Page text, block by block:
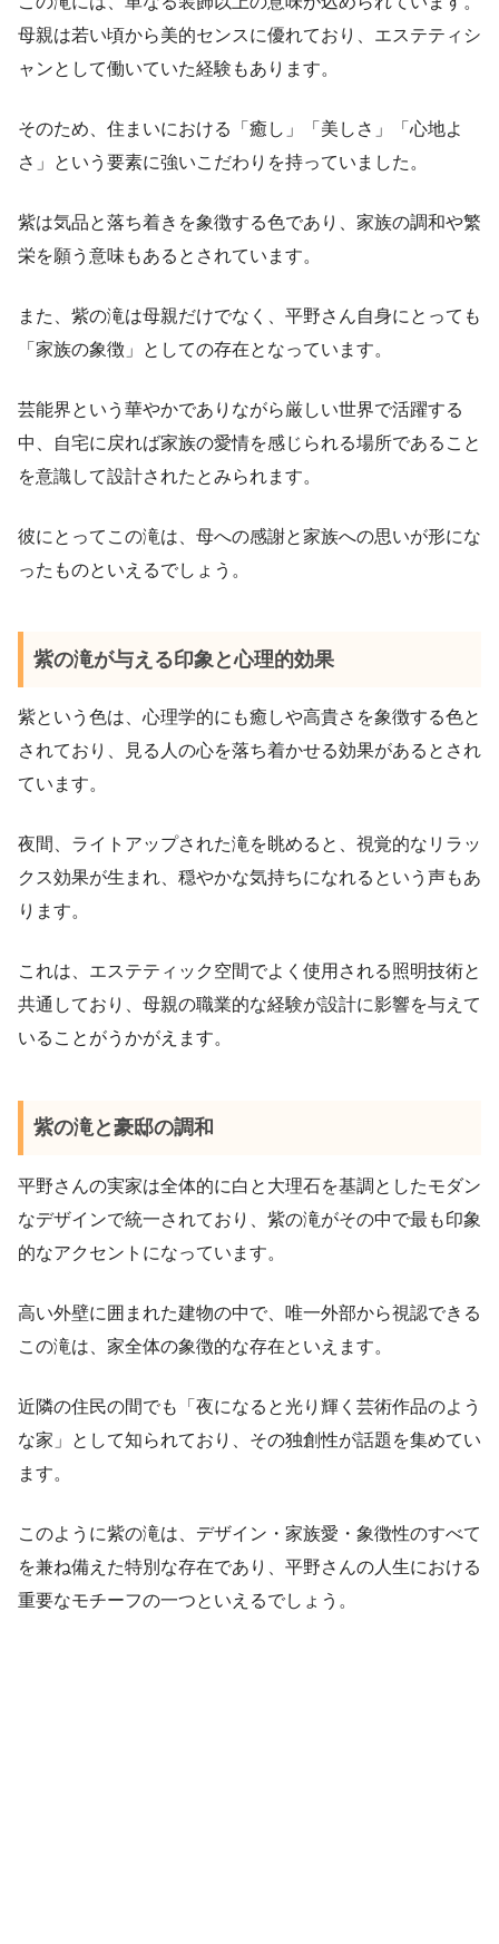
母親は若い頃から美的センスに優れており、エステティシ
ャンとして働いていた経験もあります。
そのため、住まいにおける「癒し」「美しさ」「心地よ
さ」という要素に強いこだわりを持っていました。
紫は気品と落ち着きを象徴する色であり、家族の調和や繁
栄を願う意味もあるとされています。
また、紫の滝は母親だけでなく、平野さん自身にとっても
「家族の象徴」としての存在となっています。
芸能界という華やかでありながら厳しい世界で活躍する
中、自宅に戻れば家族の愛情を感じられる場所であること
を意識して設計されたとみられます。
彼にとってこの滝は、母への感謝と家族への思いが形にな
ったものといえるでしょう。
紫の滝が与える印象と心理的効果
紫という色は、心理学的にも癒しや高貴さを象徴する色と
されており、見る人の心を落ち着かせる効果があるとされ
ています。
夜間、ライトアップされた滝を眺めると、視覚的なリラッ
クス効果が生まれ、穏やかな気持ちになれるという声もあ
ります。
これは、エステティック空間でよく使用される照明技術と
共通しており、母親の職業的な経験が設計に影響を与えて
いることがうかがえます。
紫の滝と豪邸の調和
平野さんの実家は全体的に白と大理石を基調としたモダン
なデザインで統一されており、紫の滝がその中で最も印象
的なアクセントになっています。
高い外壁に囲まれた建物の中で、唯一外部から視認できる
この滝は、家全体の象徴的な存在といえます。
近隣の住民の間でも「夜になると光り輝く芸術作品のよう
な家」として知られており、その独創性が話題を集めてい
ます。
このように紫の滝は、デザイン・家族愛・象徴性のすべて
を兼ね備えた特別な存在であり、平野さんの人生における
重要なモチーフの一つといえるでしょう。